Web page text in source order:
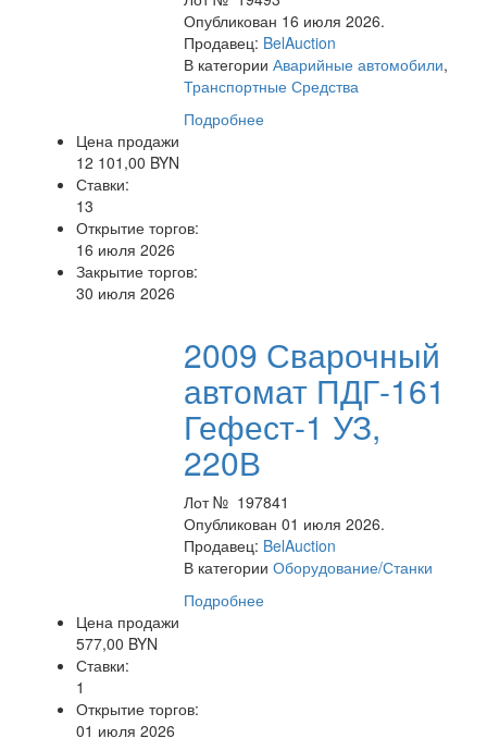
Опубликован 16 июля 2026.
Продавец: BelAuction
В категорииАварийные автомобили,
Транспортные Средства
Подробнее
Цена продажи
12 101,00 BYN
Ставки:
13
Открытие торгов:
16 июля 2026
Закрытие торгов:
30 июля 2026
2009 Сварочный
автомат ПДГ-161
Гефест-1 УЗ,
220В
Лот № 197841
Опубликован 01 июля 2026.
Продавец: BelAuction
В категорииОборудование/Станки
Подробнее
Цена продажи
577,00 BYN
Ставки:
1
Открытие торгов:
01 июля 2026